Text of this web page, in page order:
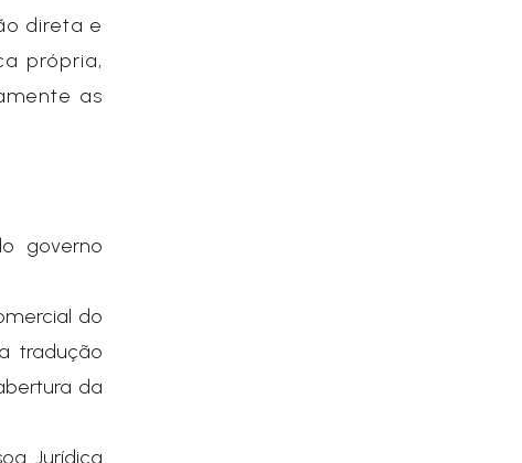
direta e
própria,
as
governo
do
tradução
da
Jurídica